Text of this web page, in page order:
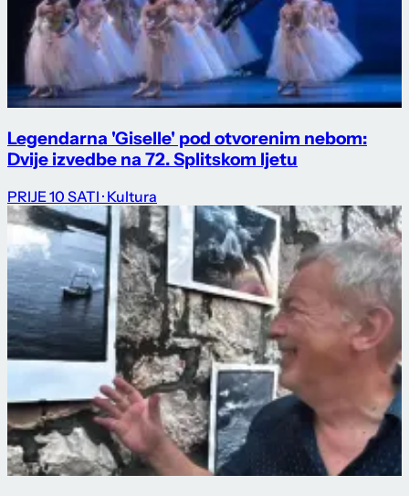
Legendarna 'Giselle' pod otvorenim nebom:
Dvije izvedbe na 72. Splitskom ljetu
PRIJE 10 SATI · Kultura